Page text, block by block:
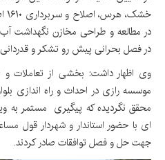
در مطالعه و طراحی مخازن نگهداشت
در فصل بحرانی پیش رو تشکر و
وی اظهار داشت: بخشی از تعاملات
موسسه رازی در احداث و راه اندازی
محقق نگردیده که پیگیری مستمر به
ای با حضور استاندار و شهردار قول
جهت حل و فصل توافقات صادر کردند.